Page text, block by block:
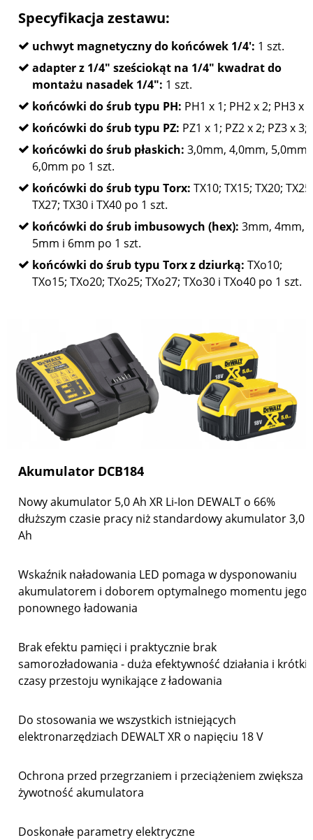
Specyfikacja zestawu:
uchwyt magnetyczny do końcówek 1/4': 1 szt.
adapter z 1/4" sześciokąt na 1/4" kwadrat do
montażu nasadek 1/4": 1 szt.
końcówki do śrub typu PH: PH1 x 1; PH2 x 2; PH3 x
końcówki do śrub typu PZ: PZ1 x 1; PZ2 x 2; PZ3 x 3;
końcówki do śrub płaskich: 3,0mm, 4,0mm, 5,0mm i
6,0mm po 1 szt.
końcówki do śrub typu Torx: TX10; TX15; TX20; TX25;
TX27; TX30 i TX40 po 1 szt.
końcówki do śrub imbusowych (hex): 3mm, 4mm,
5mm i 6mm po 1 szt.
końcówki do śrub typu Torx z dziurką: TXo10;
TXo15; TXo20; TXo25; TXo27; TXo30 i TXo40 po 1 szt.
Akumulator DCB184
Nowy akumulator 5,0 Ah XR Li-Ion DEWALT o 66%
dłuższym czasie pracy niż standardowy akumulator 3,0
Ah
Wskaźnik naładowania LED pomaga w dysponowaniu
akumulatorem i doborem optymalnego momentu jego
ponownego ładowania
Brak efektu pamięci i praktycznie brak
samorozładowania - duża efektywność działania i krótkie
czasy przestoju wynikające z ładowania
Do stosowania we wszystkich istniejących
elektronarzędziach DEWALT XR o napięciu 18 V
Ochrona przed przegrzaniem i przeciążeniem zwiększa
żywotność akumulatora
Doskonałe parametry elektryczne